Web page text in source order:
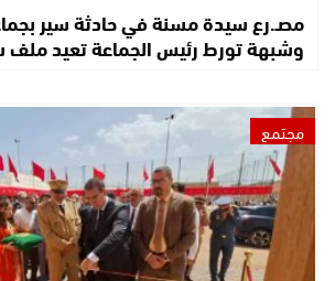
مصـ.رع سيدة مسنة في حادثة سير
وشبهة تورط رئيس الجماعة تعيد ملف
مجتمع